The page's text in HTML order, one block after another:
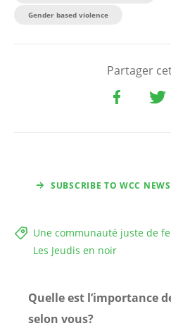
Gender based violence
Partager
SUBSCRIBE TO WCC NEWS
Une communauté juste de
Les Jeudis en noir
Quelle est l’importance
selon vous?